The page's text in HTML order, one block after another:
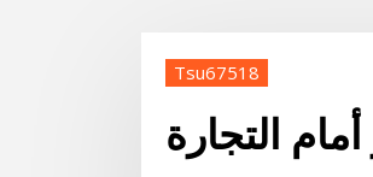
Tsu67518
التجارة